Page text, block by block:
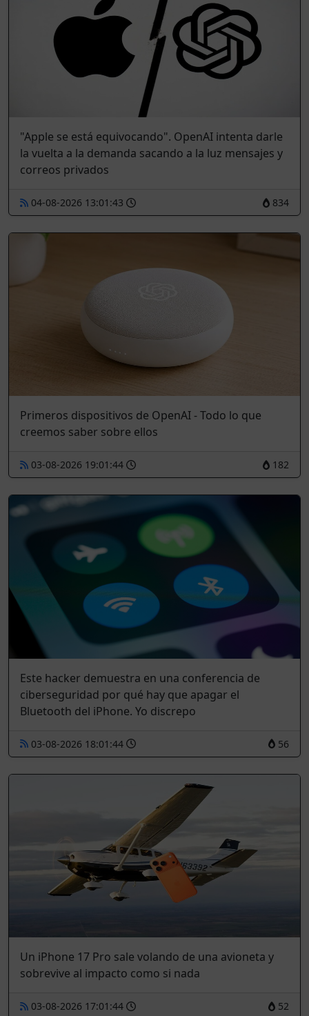
"Apple se está equivocando". OpenAI intenta darle
la vuelta a la demanda sacando a la luz mensajes y
correos privados
834
04-08-2026 13:01:43
Primeros dispositivos de OpenAI - Todo lo que
creemos saber sobre ellos
182
03-08-2026 19:01:44
Este hacker demuestra en una conferencia de
ciberseguridad por qué hay que apagar el
Bluetooth del iPhone. Yo discrepo
56
03-08-2026 18:01:44
Un iPhone 17 Pro sale volando de una avioneta y
sobrevive al impacto como si nada
52
03-08-2026 17:01:44